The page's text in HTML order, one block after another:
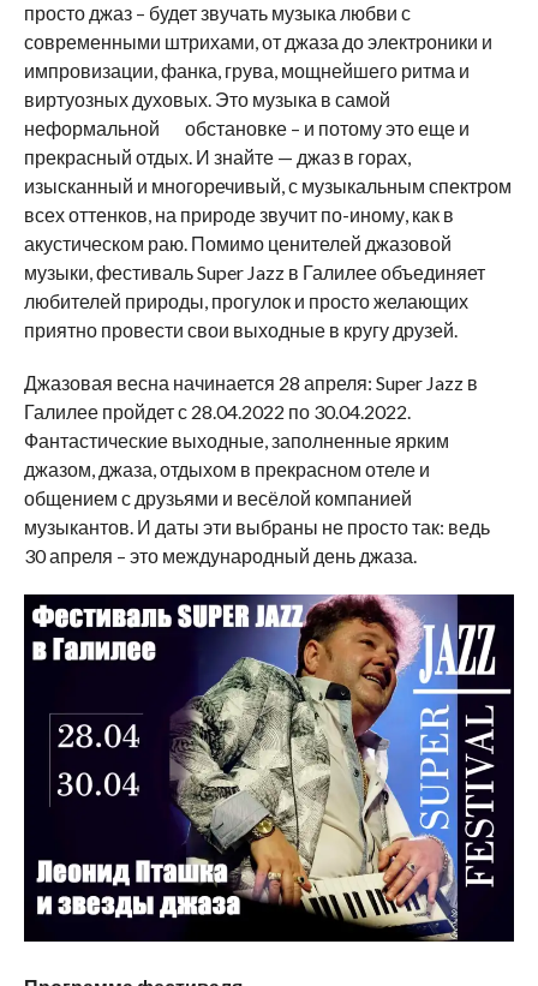
просто джаз – будет звучать музыка любви с
современными штрихами, от джаза до электроники и
импровизации, фанка, грува, мощнейшего ритма и
виртуозных духовых. Это музыка в самой
неформальной обстановке – и потому это еще и
прекрасный отдых. И знайте — джаз в горах,
изысканный и многоречивый, с музыкальным спектром
всех оттенков, на природе звучит по-иному, как в
акустическом раю. Помимо ценителей джазовой
музыки, фестиваль Super Jazz в Галилее объединяет
любителей природы, прогулок и просто желающих
приятно провести свои выходные в кругу друзей.
Джазовая весна начинается 28 апреля: Super Jazz в
Галилее пройдет с 28.04.2022 по 30.04.2022.
Фантастические выходные, заполненные ярким
джазом, джаза, отдыхом в прекрасном отеле и
общением с друзьями и весёлой компанией
музыкантов. И даты эти выбраны не просто так: ведь
30 апреля – это международный день джаза.